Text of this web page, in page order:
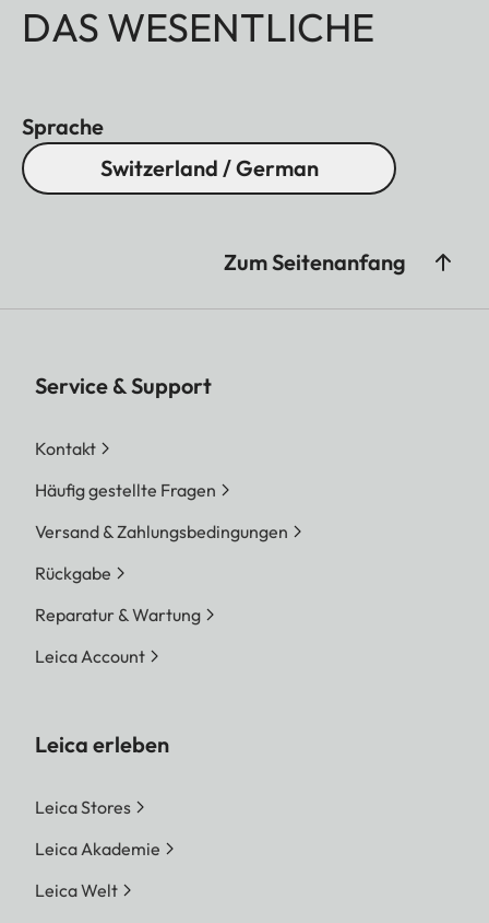
DAS WESENTLICHE
Sprache
Switzerland / German
Zum Seitenanfang
Service & Support
Kontakt
Häufig gestellte Fragen
Versand & Zahlungsbedingungen
Rückgabe
Reparatur & Wartung
Leica Account
Leica erleben
Leica Stores
Leica Akademie
Leica Welt